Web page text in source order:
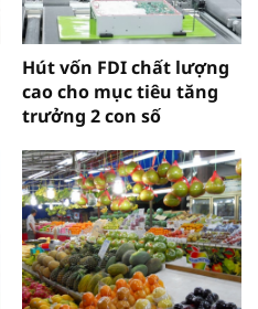
Hút vốn FDI chất lượng
cao cho mục tiêu tăng
trưởng 2 con số